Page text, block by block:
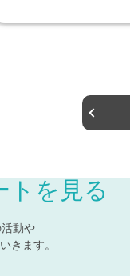
トを見る
動や
きます。